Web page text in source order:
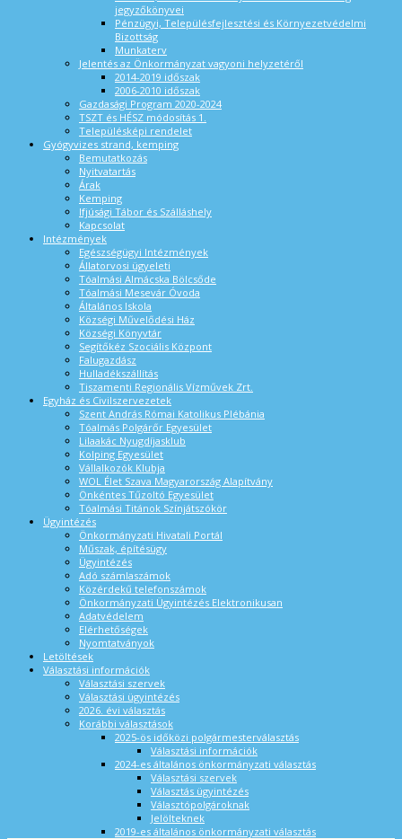
jegyzőkönyvei
Pénzügyi, Településfejlesztési és Környezetvédelmi
Bizottság
Munkaterv
Jelentés az Önkormányzat vagyoni helyzetéről
2014-2019 időszak
2006-2010 időszak
Gazdasági Program 2020-2024
TSZT és HÉSZ módosítás 1.
Településképi rendelet
Gyógyvizes strand, kemping
Bemutatkozás
Nyitvatartás
Árak
Kemping
Ifjúsági Tábor és Szálláshely
Kapcsolat
Intézmények
Egészségügyi Intézmények
Állatorvosi ügyeleti
Tóalmási Almácska Bölcsőde
Tóalmási Mesevár Óvoda
Általános Iskola
Községi Művelődési Ház
Községi Könyvtár
Segítőkéz Szociális Központ
Falugazdász
Hulladékszállítás
Tiszamenti Regionális Vízművek Zrt.
Egyház és Civilszervezetek
Szent András Római Katolikus Plébánia
Tóalmás Polgárőr Egyesület
Lilaakác Nyugdíjasklub
Kolping Egyesület
Vállalkozók Klubja
WOL Élet Szava Magyarország Alapítvány
Önkéntes Tűzoltó Egyesület
Tóalmási Titánok Színjátszókör
Ügyintézés
Önkormányzati Hivatali Portál
Műszak, építésügy
Ügyintézés
Adó számlaszámok
Közérdekű telefonszámok
Önkormányzati Ügyintézés Elektronikusan
Adatvédelem
Elérhetőségek
Nyomtatványok
Letöltések
Választási információk
Választási szervek
Választási ügyintézés
2026. évi választás
Korábbi választások
2025-ös időközi polgármesterválasztás
Választási információk
2024-es általános önkormányzati választás
Választási szervek
Választás ügyintézés
Választópolgároknak
Jelölteknek
2019-es általános önkormányzati választás